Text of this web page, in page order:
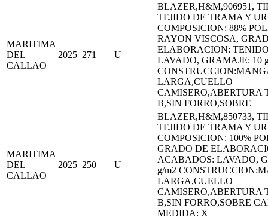
MARITIMA
DEL
CALLAO
2025 271 U
BLAZER,H&M,906951,
TEJIDO DE TRAMA Y
COMPOSICION: 88%
RAYON VISCOSA,
ELABORACION:
LAVADO, GRAMAJE: 10
LARGA,CUELLO
CAMISERO,ABERTURA
B,SIN FORRO,SOBRE
MARITIMA
DEL
CALLAO
2025 250 U
BLAZER,H&M,850733,
TEJIDO DE TRAMA Y
COMPOSICION: 100%
GRADO DE
ACABADOS: LAVADO,
g/m2
LARGA,CUELLO
CAMISERO,ABERTURA
B,SIN FORRO,SOBRE
MEDIDA: X